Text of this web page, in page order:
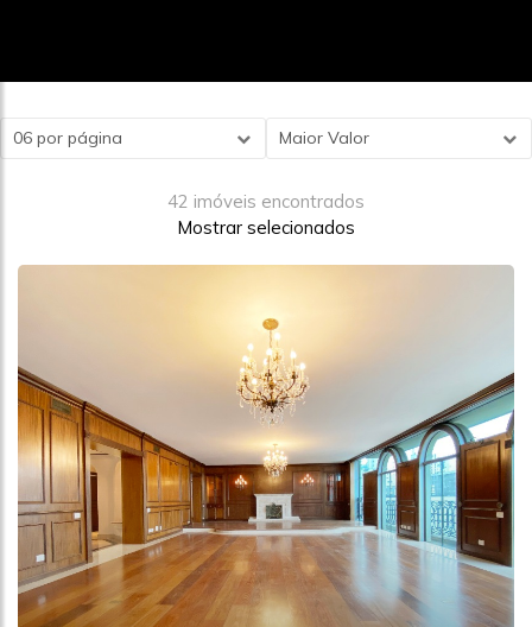
Maior Valor
06 por página
42 imóveis encontrados
Mostrar selecionados